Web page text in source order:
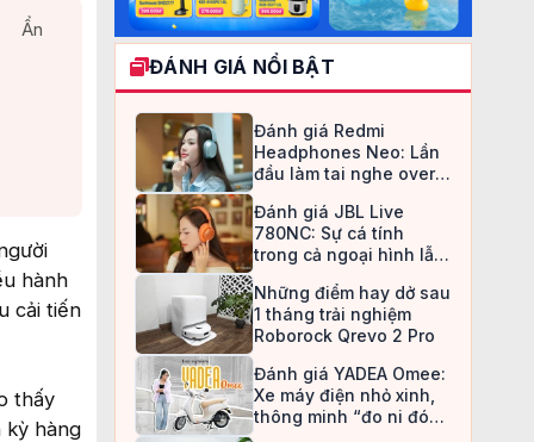
Ẩn
hành
cải tiến
thấy
kỳ hàng
ĐÁNH GIÁ NỔI BẬT
Đánh giá Redmi
Headphones Neo: Lần
đầu làm tai nghe over-
an toàn
Đánh giá JBL Live
780NC: Sự cá tính
trong cả ngoại hình lẫn
Những điểm hay dở sau
1 tháng trải nghiệm
Roborock Qrevo 2 Pro
Đánh giá YADEA Omee:
Xe máy điện nhỏ xinh,
thông minh “đo ni đóng